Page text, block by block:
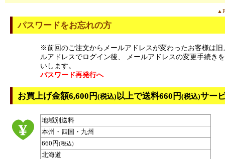
パスワードをお忘れの方
※前回のご注文からメールアドレスが変わったお客様は旧
ルアドレスでログイン後、 メールアドレスの変更手続き
いします。
パスワード再発行へ
お買上げ金額6,600円(税込)以上で送料660円(税込)サー
地域別送料
本州・四国・九州
660円(税込)
北海道